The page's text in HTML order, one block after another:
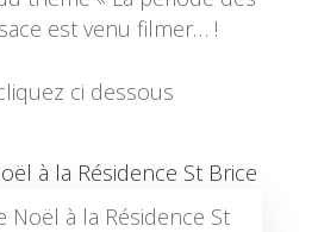
est venu filmer… !
ci dessous
Noël à la Résidence St